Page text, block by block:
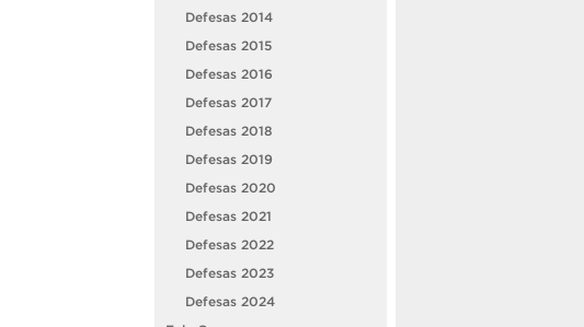
Defesas 2014
Defesas 2015
Defesas 2016
Defesas 2017
Defesas 2018
Defesas 2019
Defesas 2020
Defesas 2021
Defesas 2022
Defesas 2023
Defesas 2024